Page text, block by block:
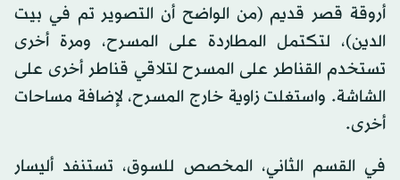
أروقة قصر قديم (من الواضح أن التصوير تم في بيت
الدين)، لتكتمل المطاردة على المسرح، ومرة أخرى
تستخدم القناطر على المسرح لتلاقي قناطر أخرى على
الشاشة. واستغلت زاوية خارج المسرح، لإضافة مساحات
أخرى.
في القسم الثاني، المخصص للسوق، تستنفد أليسار